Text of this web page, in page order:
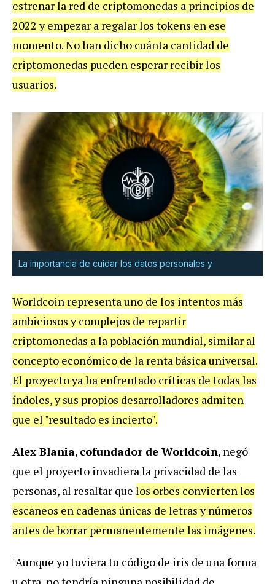
estrenar la red de criptomonedas a principios de
2022 y empezar a regalar los tokens en ese
momento. No han dicho cuánta cantidad de
criptomonedas pueden esperar recibir los
usuarios.
La importancia de cuidar los datos personales y
Worldcoin representa uno de los intentos más
ambiciosos y complejos de repartir
criptomonedas a la población mundial, similar al
concepto económico de la renta básica universal.
El proyecto ya ha enfrentado críticas de todas las
índoles, y sus propios desarrolladores admiten
que el "resultado es incierto".
Alex Blania, cofundador de Worldcoin, negó
que el proyecto invadiera la privacidad de las
personas, al resaltar que los orbes convierten los
escaneos en cadenas únicas de letras y números
antes de borrar permanentemente las imágenes.
"Aunque yo tuviera tu código de iris de una forma